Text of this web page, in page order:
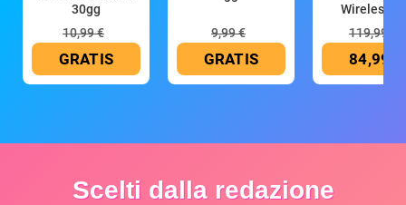
30gg
10,99 €
GRATIS
9,99 €
GRATIS
Wireless
119,99 €
84,99 €
Scelti dalla redazione